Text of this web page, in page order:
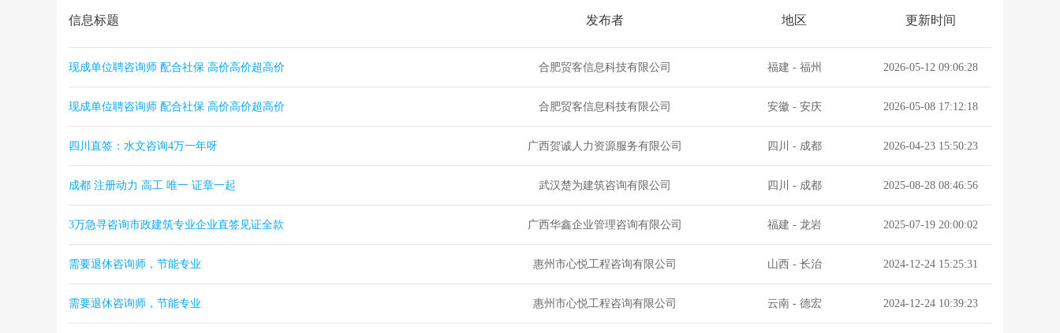
信息标题 发布者 地区 更新时间
现成单位聘咨询师 配合社保 高价高价超高价 合肥贸客信息科技有限公司 福建 - 福州 2026-05-12 09:06:28
现成单位聘咨询师 配合社保 高价高价超高价 合肥贸客信息科技有限公司 安徽- 安庆 2026-05-08 17:12:18
四川直签：水文咨询4万一年呀 广西贺诚人力资源服务有限公司 四川 - 成都 2026-04-23 15:50:23
成都 注册动力 高工 唯一 证章一起 武汉楚为建筑咨询有限公司 四川 - 成都 2025-08-28 08:46:56
3万急寻咨询市政建筑专业企业直签见证全款 广西华鑫企业管理咨询有限公司 福建 - 龙岩 2025-07-19 20:00:02
需要退休咨询师，节能专业 惠州市心悦工程咨询有限公司 山西 - 长治 2024-12-24 15:25:31
需要退休咨询师，节能专业 惠州市心悦工程咨询有限公司 云南- 德宏 2024-12-24 10:39:23